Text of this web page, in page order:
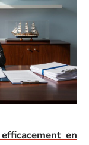
en